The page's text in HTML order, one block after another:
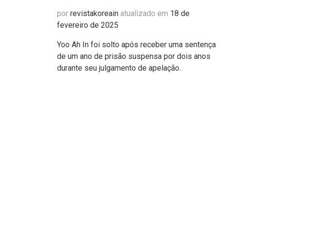
por revistakoreain atualizado em 18 de
fevereiro de 2025
Yoo Ah In foi solto após receber uma sentença
de um ano de prisão suspensa por dois anos
durante seu julgamento de apelação.